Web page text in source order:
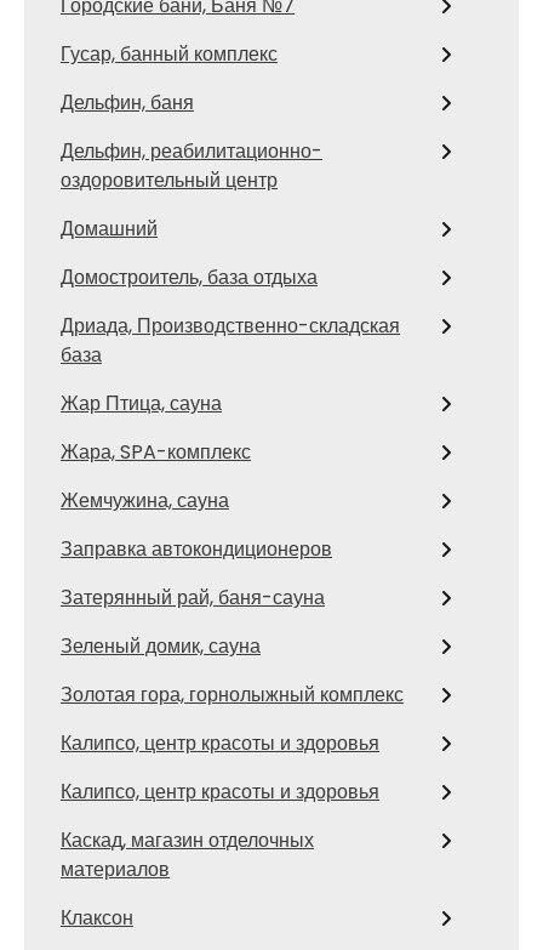
Гусар, банный комплекс
Дельфин, баня
Дельфин, реабилитационно-
оздоровительный центр
Домашний
Домостроитель, база отдыха
Дриада, Производственно-складская
база
Жар Птица, сауна
Жара, SPA-комплекс
Жемчужина, сауна
Заправка автокондиционеров
Затерянный рай, баня-сауна
Зеленый домик, сауна
Золотая гора, горнолыжный комплекс
Калипсо, центр красоты и здоровья
Калипсо, центр красоты и здоровья
Каскад, магазин отделочных
материалов
Клаксон